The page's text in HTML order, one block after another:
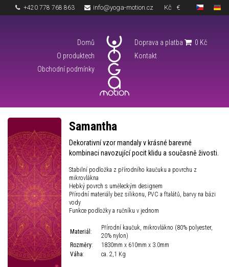
+420 778 768 863 info@yoga-motion.cz Kč €
Domů
O produktech
Obchodní podmínky
Doprava a platba
Kontakt
0 Kč
Samantha
Dekorativní vzor mandaly v krásné barevné
kombinaci navozující pocit klidu a současně živosti.
Stabilní podložka z přírodního kaučuku a povrchu z
mikrovlákna
Hebký povrch s uměleckým designem
Přírodní materiály bez silikonu, PVC a ftalátů, barvy na bázi
vody
Funkce podložky a ručníku v jednom
Materiál :
Přírodní kaučuk, mikrovlákno (80% polyester,
20% nylon)
Rozměry:
1830mm x 610mm x 3.0mm
Váha: ca. 2,1 Kg